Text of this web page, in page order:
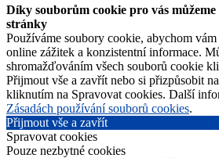
Díky souborům cookie pro vás
stránky
Používáme soubory cookie, abychom
online zážitek a konzistentní informace.
shromažďováním všech souborů cookie
Přijmout vše a zavřít nebo si přizpůsobit
kliknutím na Spravovat cookies. Další
Zásadách používání souborů cookies.
Přijmout vše a zavřít
Spravovat cookies
Pouze nezbytné cookies